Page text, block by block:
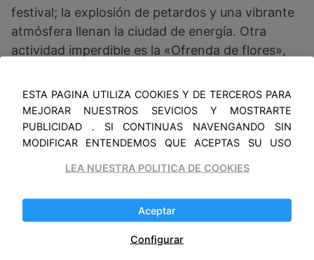
festival; la explosión de petardos y una vibrante
atmósfera llenan la ciudad de energía. Otra
actividad imperdible es la «Ofrenda de flores»,
Desamparados y en el que los participantes
visten trajes regionales y llevan flores. Este
espectáculo visual es una parte fundamental de
las festividades.
por excelencia, pero no olvide probar los churros
con chocolate, especialmente en las churrerías
locales. El barrio de Ruzafa es recomendado por
ESTA PAGINA UTILIZA COOKIES Y DE TERCEROS PARA
MEJORAR NUESTROS SEVICIOS Y MOSTRARTE
PUBLICIDAD . SI CONTINUAS NAVENGANDO SIN
MODIFICAR ENTENDEMOS QUE ACEPTAS SU USO
LEA NUESTRA POLITICA DE COOKIES
Aceptar
Configurar